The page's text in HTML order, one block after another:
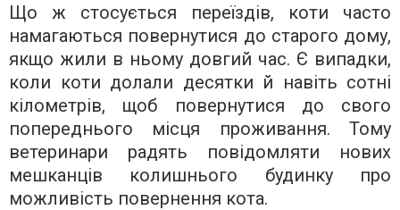
Що ж стосується переїздів, коти часто
намагаються повернутися до старого дому,
якщо жили в ньому довгий час. Є випадки,
коли коти долали десятки й навіть сотні
кілометрів, щоб повернутися до свого
попереднього місця проживання. Тому
ветеринари радять повідомляти нових
мешканців колишнього будинку про
можливість повернення кота.